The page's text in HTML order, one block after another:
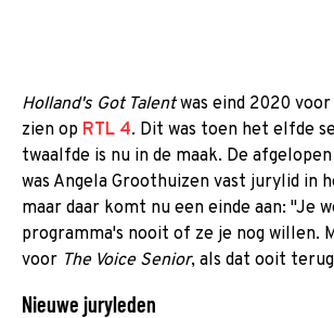
Holland's Got Talentwas eind 2020
zien op RTL 4. Dit was toen het elfde
twaalfde is nu in de maak. De
was Angela Groothuizen vast jurylid in
maar daar komt nu een einde aan: "Je
programma's nooit of ze je nog willen.
voor The Voice Senior, als dat ooit
Nieuwe juryleden